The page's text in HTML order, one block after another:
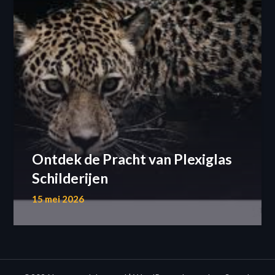
Ontdek de Pracht van Plexiglas
Schilderijen
15 mei 2026